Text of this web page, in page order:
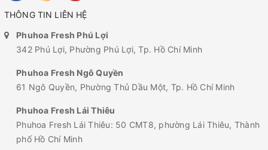
THÔNG TIN LIÊN HỆ
Phuhoa Fresh Phú Lợi
342 Phú Lợi, Phường Phú Lợi, Tp. Hồ Chí Minh
Phuhoa Fresh Ngô Quyền
61 Ngô Quyền, Phường Thủ Dầu Một, Tp. Hồ Chí Minh
Phuhoa Fresh Lái Thiêu
Phuhoa Fresh Lái Thiêu: 50 CMT8, phường Lái Thiêu, Thành
phố Hồ Chí Minh